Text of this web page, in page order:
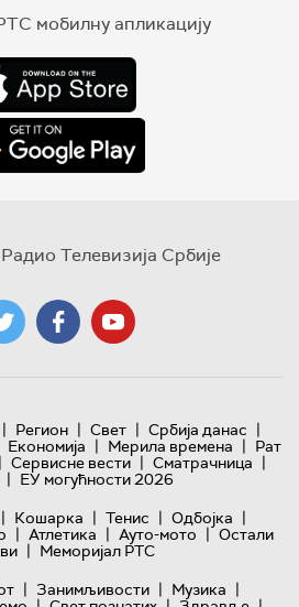
мобилну апликацију
Радио Телевизија Србије
| Регион | Свет | Србија данас |
Економија | Мерила времена | Рат
| Сервисне вести | Сматрачница |
| ЕУ могућности 2026
| Кошарка | Тенис | Одбојка |
| Атлетика | Ауто-мото | Остали
| Меморијал РТС
| Занимљивости | Музика |